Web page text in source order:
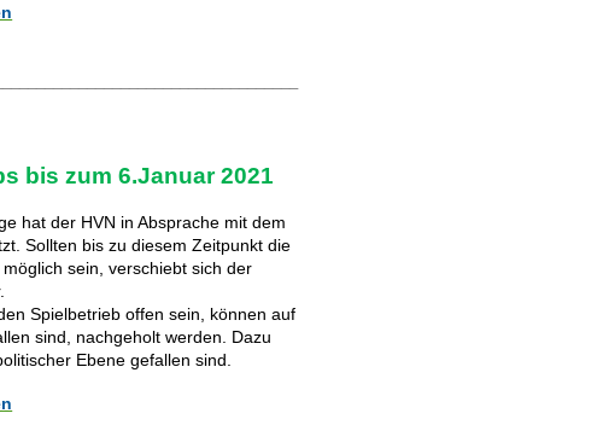
bis zum 6.Januar 2021
hat der HVN in Absprache mit dem
Sollten bis zu diesem Zeitpunkt die
sein, verschiebt sich der
Spielbetrieb offen sein, können auf
sind, nachgeholt werden. Dazu
Ebene gefallen sind.